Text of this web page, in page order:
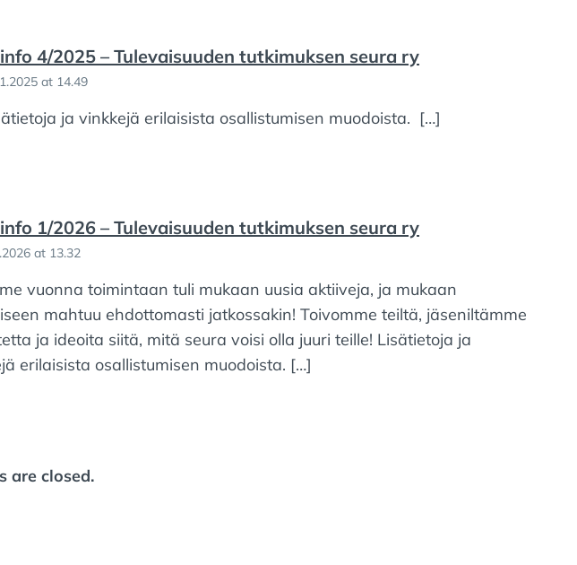
4/2025 – Tulevaisuuden tutkimuksen seura ry
at 14.49
ja vinkkejä erilaisista osallistumisen muodoista. […]
1/2026 – Tulevaisuuden tutkimuksen seura ry
at 13.32
vuonna toimintaan tuli mukaan uusia aktiiveja, ja mukaan
mahtuu ehdottomasti jatkossakin! Toivomme teiltä, jäseniltämme
ja ideoita siitä, mitä seura voisi olla juuri teille! Lisätietoja ja
erilaisista osallistumisen muodoista. […]
are closed.